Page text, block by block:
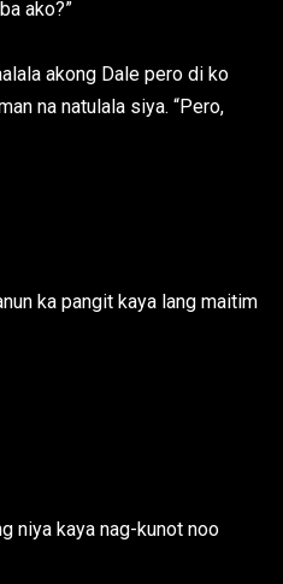
ako?”
akong Dale pero di ko
na natulala siya. “Pero,
ka pangit kaya lang maitim
niya kaya nag-kunot noo